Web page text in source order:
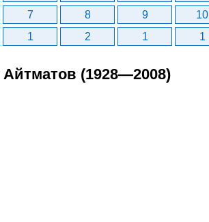
7 8 9
10
1 2 1 1
(1928—2008)